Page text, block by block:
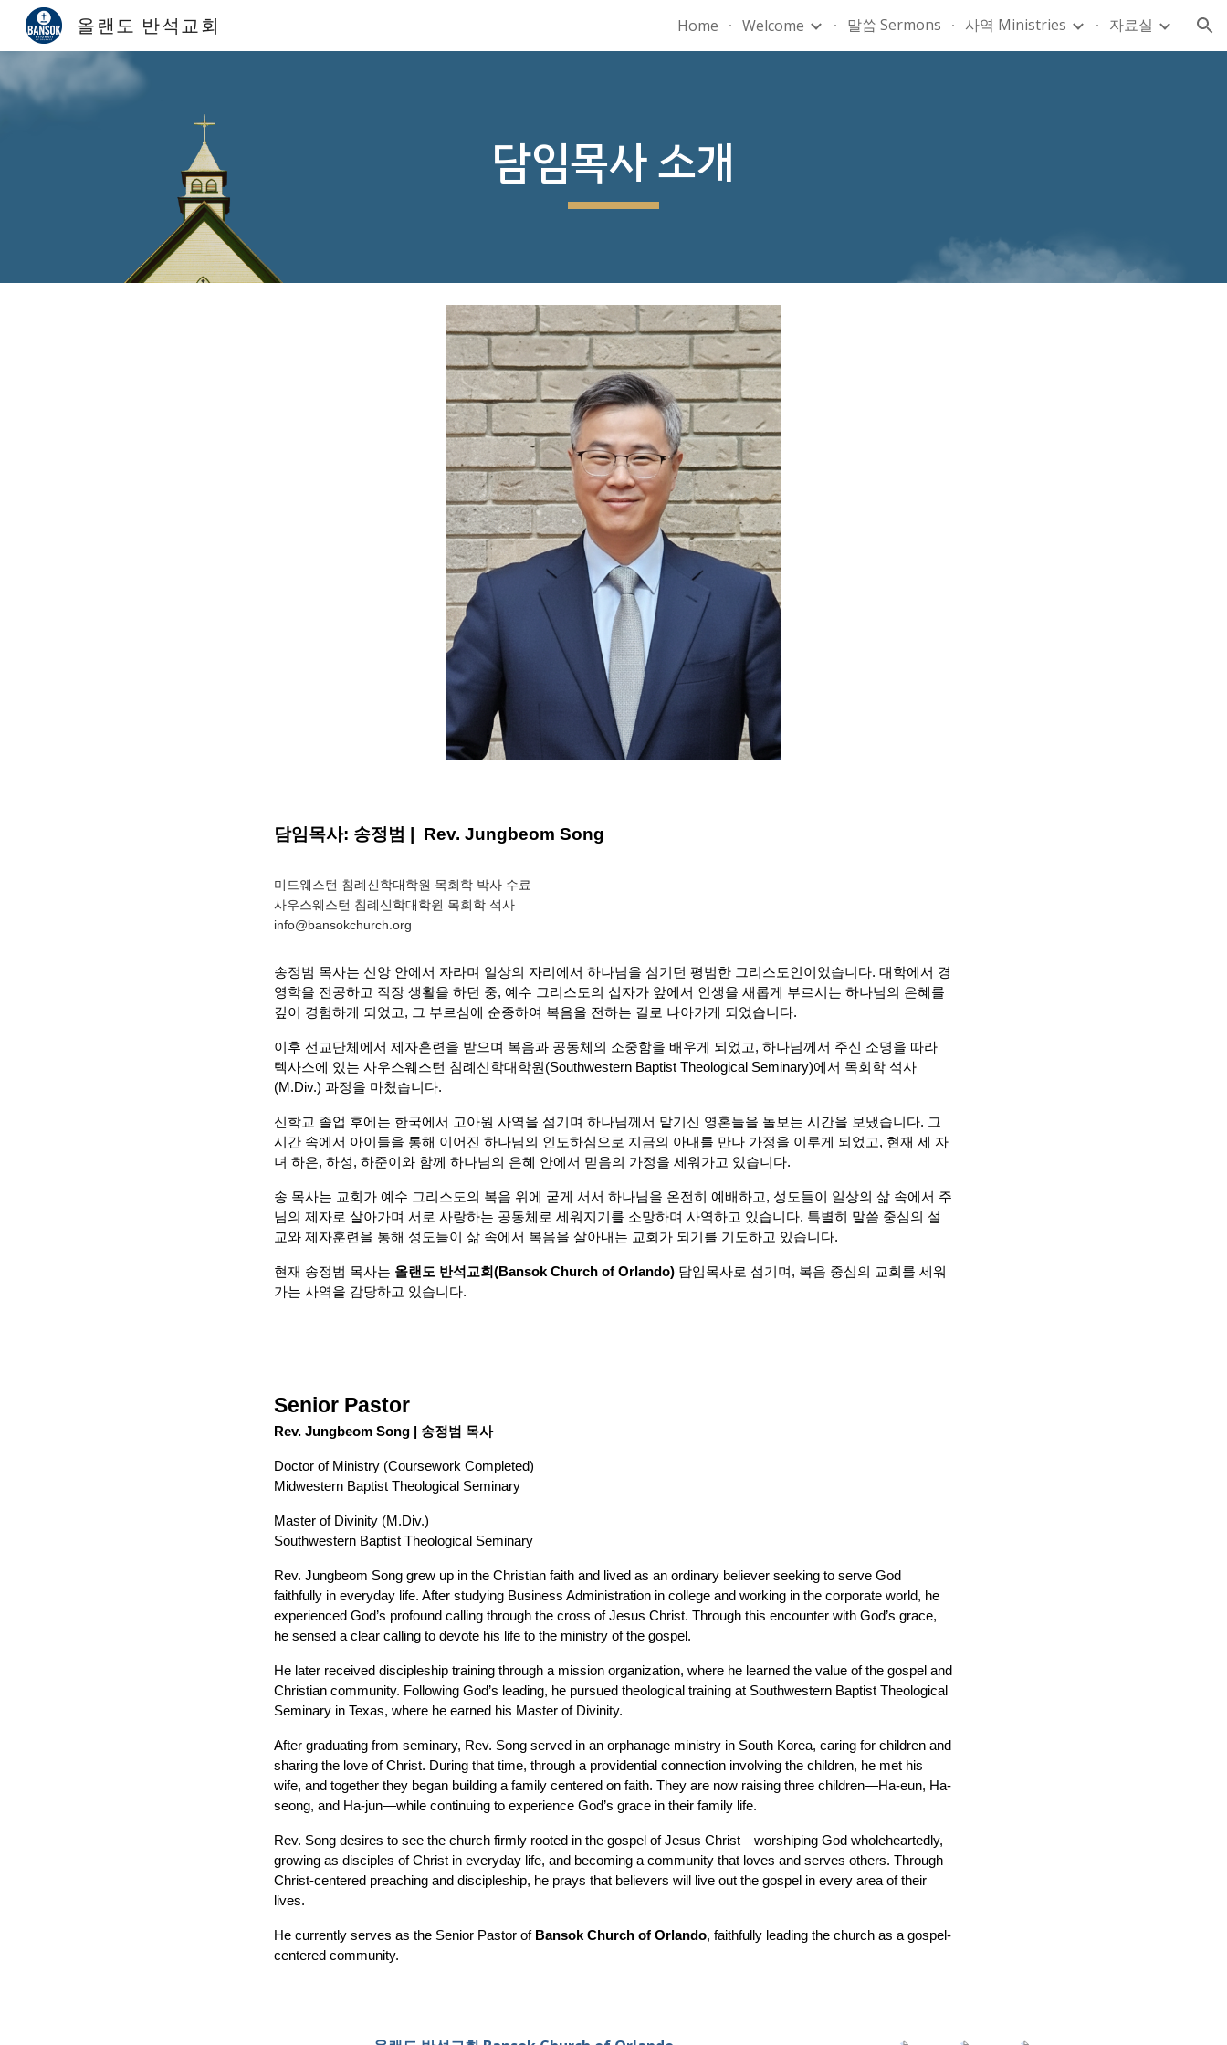
Skip to navigation
올랜도 반석교회 Home Welcome 말씀 Sermons 사역 Ministries 자료실
담임목사 소개
담임목사: 송정범 | Rev. Jungbeom Song
미드웨스턴 침례신학대학원 목회학 박사 수료
사우스웨스턴 침례신학대학원 목회학 석사
info@bansokchurch.org
송정범 목사는 신앙 안에서 자라며 일상의 자리에서 하나님을 섬기던 평범한 그리스도인이었습니다. 대학에서 경
영학을 전공하고 직장 생활을 하던 중, 예수 그리스도의 십자가 앞에서 인생을 새롭게 부르시는 하나님의 은혜를
깊이 경험하게 되었고, 그 부르심에 순종하여 복음을 전하는 길로 나아가게 되었습니다.
이후 선교단체에서 제자훈련을 받으며 복음과 공동체의 소중함을 배우게 되었고, 하나님께서 주신 소명을 따라
텍사스에 있는 사우스웨스턴 침례신학대학원(Southwestern Baptist Theological Seminary)에서 목회학 석사
(M.Div.) 과정을 마쳤습니다.
신학교 졸업 후에는 한국에서 고아원 사역을 섬기며 하나님께서 맡기신 영혼들을 돌보는 시간을 보냈습니다. 그
시간 속에서 아이들을 통해 이어진 하나님의 인도하심으로 지금의 아내를 만나 가정을 이루게 되었고, 현재 세 자
녀 하은, 하성, 하준이와 함께 하나님의 은혜 안에서 믿음의 가정을 세워가고 있습니다.
송 목사는 교회가 예수 그리스도의 복음 위에 굳게 서서 하나님을 온전히 예배하고, 성도들이 일상의 삶 속에서 주
님의 제자로 살아가며 서로 사랑하는 공동체로 세워지기를 소망하며 사역하고 있습니다. 특별히 말씀 중심의 설
교와 제자훈련을 통해 성도들이 삶 속에서 복음을 살아내는 교회가 되기를 기도하고 있습니다.
현재 송정범 목사는 올랜도 반석교회(Bansok Church of Orlando) 담임목사로 섬기며, 복음 중심의 교회를 세워
가는 사역을 감당하고 있습니다.
Senior Pastor
Rev. Jungbeom Song | 송정범 목사
Doctor of Ministry (Coursework Completed)
Midwestern Baptist Theological Seminary
Master of Divinity (M.Div.)
Southwestern Baptist Theological Seminary
Rev. Jungbeom Song grew up in the Christian faith and lived as an ordinary believer seeking to serve God
faithfully in everyday life. After studying Business Administration in college and working in the corporate world, he
experienced God’s profound calling through the cross of Jesus Christ. Through this encounter with God’s grace,
he sensed a clear calling to devote his life to the ministry of the gospel.
He later received discipleship training through a mission organization, where he learned the value of the gospel and
Christian community. Following God’s leading, he pursued theological training at Southwestern Baptist Theological
Seminary in Texas, where he earned his Master of Divinity.
After graduating from seminary, Rev. Song served in an orphanage ministry in South Korea, caring for children and
sharing the love of Christ. During that time, through a providential connection involving the children, he met his
wife, and together they began building a family centered on faith. They are now raising three children—Ha-eun, Ha-
seong, and Ha-jun—while continuing to experience God’s grace in their family life.
Rev. Song desires to see the church firmly rooted in the gospel of Jesus Christ—worshiping God wholeheartedly,
growing as disciples of Christ in everyday life, and becoming a community that loves and serves others. Through
Christ-centered preaching and discipleship, he prays that believers will live out the gospel in every area of their
lives.
He currently serves as the Senior Pastor of Bansok Church of Orlando, faithfully leading the church as a gospel-
centered community.